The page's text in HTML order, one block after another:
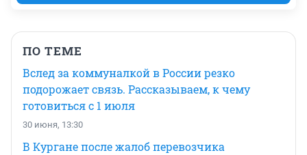
ПО ТЕМЕ
Вслед за коммуналкой в России резко
подорожает связь. Рассказываем, к чему
готовиться с 1 июля
30 июня, 13:30
В Кургане после жалоб перевозчика